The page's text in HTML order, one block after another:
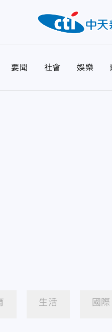
要聞 社會 娛樂
生活 國際